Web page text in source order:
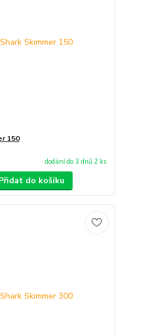
150
dodání do 3 dnů 2 ks
do košíku